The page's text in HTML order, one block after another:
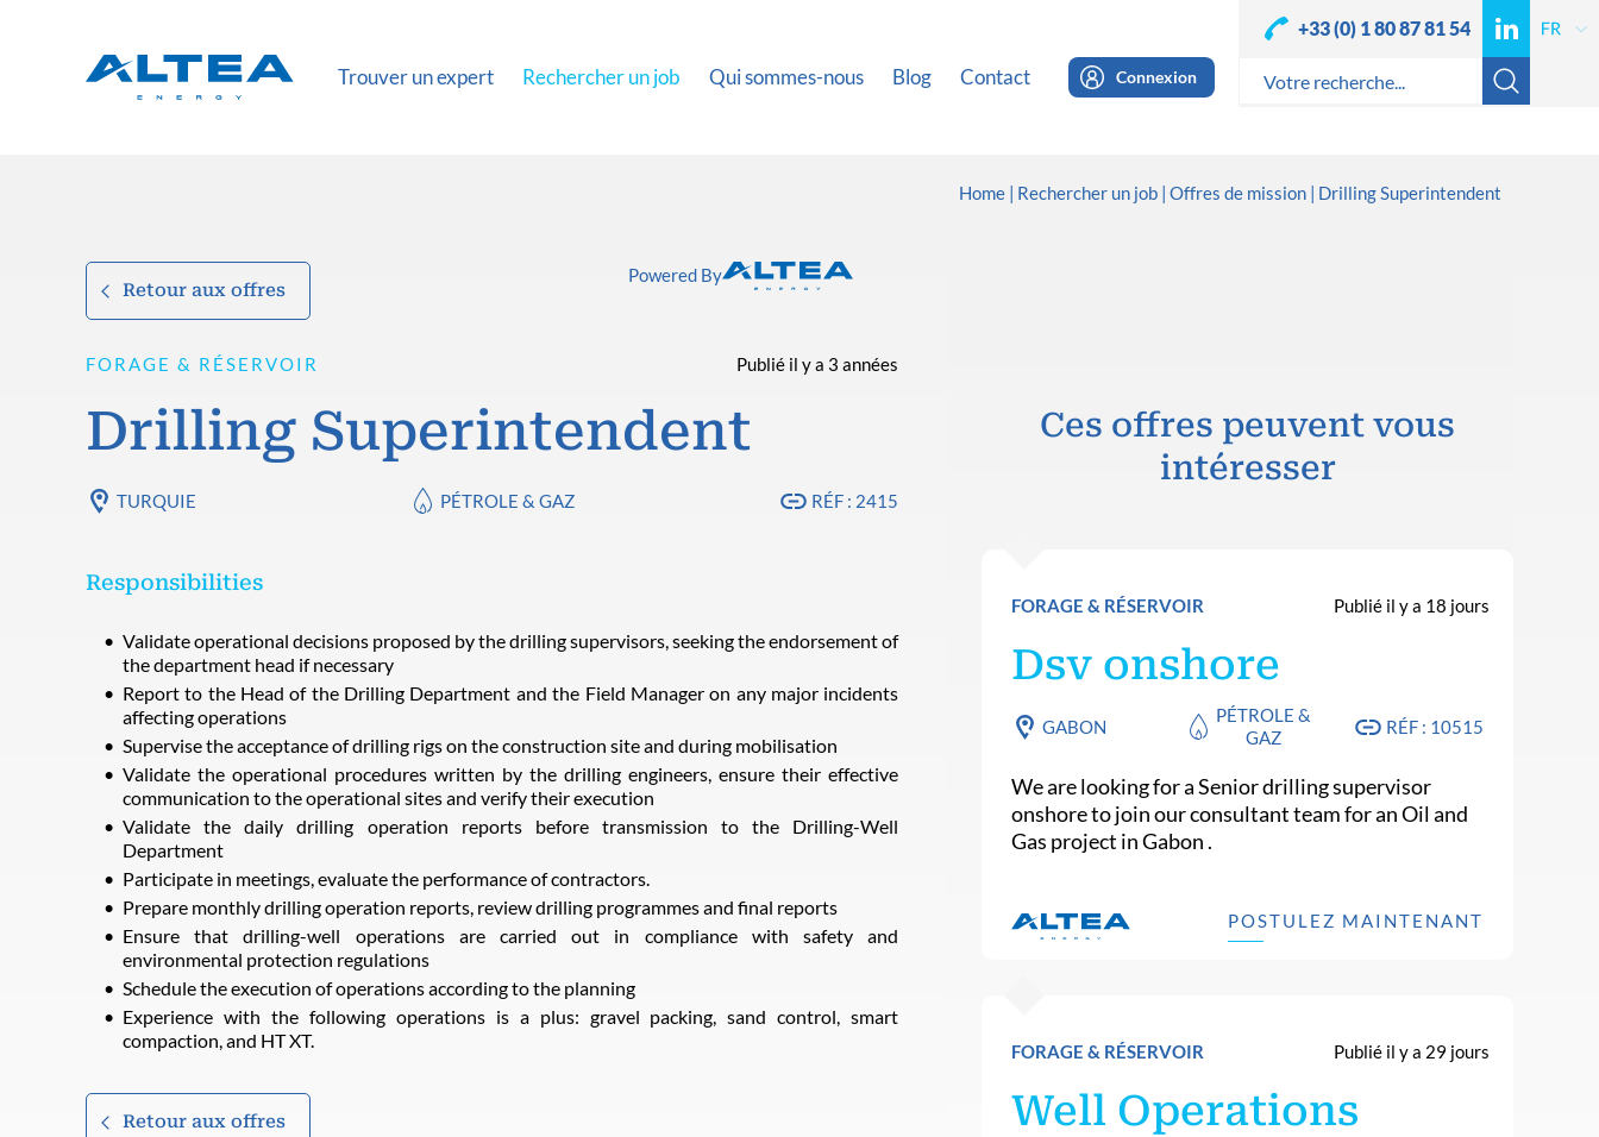
Trouver un expert Rechercher un job Qui sommes-nous Blog Contact Connexion
+33 (0) 1 80 87 81 54
Home Rechercher un job Offres de mission Drilling Superintendent
Retour aux offres
Powered By
FORAGE & RÉSERVOIR Publié il y a 3 années
Drilling Superintendent
TURQUIE PÉTROLE & GAZ RÉF : 2415
Responsibilities
Validate operational decisions proposed by the drilling supervisors, seeking the endorsement of
the department head if necessary
Report to the Head of the Drilling Department and the Field Manager on any major incidents
affecting operations
Supervise the acceptance of drilling rigs on the construction site and during mobilisation
Validate the operational procedures written by the drilling engineers, ensure their effective
communication to the operational sites and verify their execution
Validate the daily drilling operation reports before transmission to the Drilling-Well
Department
Participate in meetings, evaluate the performance of contractors.
Prepare monthly drilling operation reports, review drilling programmes and final reports
Ensure that drilling-well operations are carried out in compliance with safety and
environmental protection regulations
Schedule the execution of operations according to the planning
Experience with the following operations is a plus: gravel packing, sand control, smart
compaction, and HT XT.
Retour aux offres
Ces offres peuvent vous
intéresser
FORAGE & RÉSERVOIR Publié il y a 18 jours
Dsv onshore
GABON
PÉTROLE &
GAZ
RÉF : 10515
We are looking for a Senior drilling supervisor
onshore to join our consultant team for an Oil and
Gas project in Gabon .
POSTULEZ MAINTENANT
FORAGE & RÉSERVOIR Publié il y a 29 jours
Well Operations